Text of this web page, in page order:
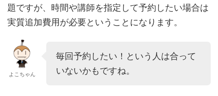
題ですが、時間や講師を指定して予約したい場合は
実質追加費用が必要ということになります。
よこちゃん
毎回予約したい！という人は合って
いないかもですね。